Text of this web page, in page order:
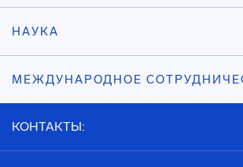
НАУКА
МЕЖДУНАРОДНОЕ
КОНТАКТЫ: